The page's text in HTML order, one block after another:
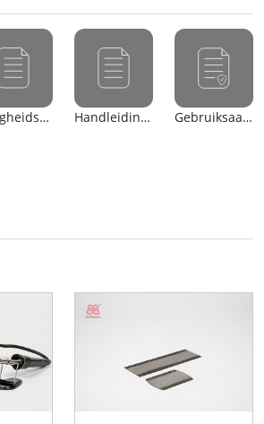
Veiligheidsblad (en) Handleiding (nl) Gebruiksaanwijzing